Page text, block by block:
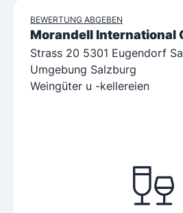
BEWERTUNG ABGEBEN
Morandell International
Strass 20 5301 Eugendorf
Umgebung Salzburg
Weingüter u -kellereien